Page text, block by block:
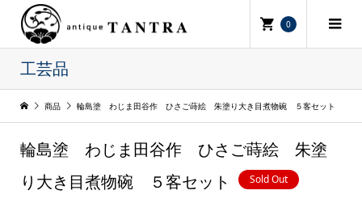
0
工芸品
商品 輪島塗 わじま田谷作 ひさご蒔絵 朱塗り大き目煮物碗 ５客セット
輪島塗 わじま田谷作 ひさご蒔絵 朱塗
り大き目煮物碗 ５客セット
Sold Out